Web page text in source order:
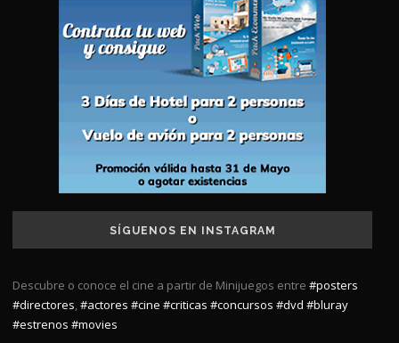
SÍGUENOS EN INSTAGRAM
Descubre o conoce el cine a partir de Minijuegos entre #posters
#directores,#actores #cine #criticas #concursos #dvd #bluray
#estrenos #movies